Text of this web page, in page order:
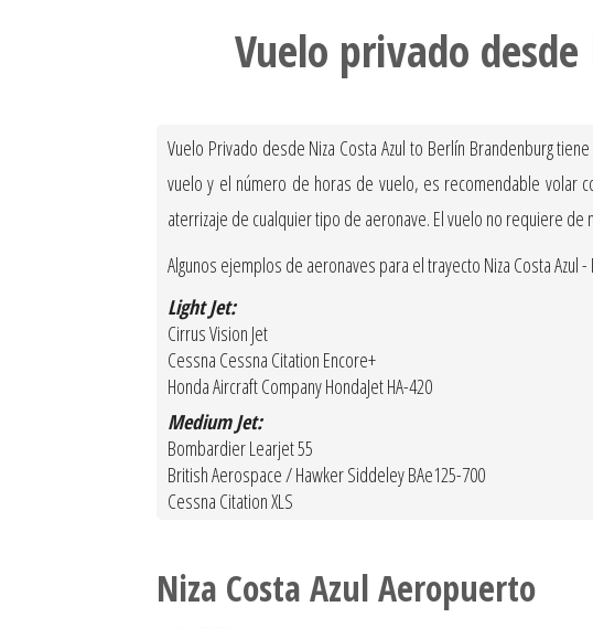
Vuelo privado
Vuelo Privado desde Niza Costa Azul to Berlín Brandenburg
vuelo y el número de horas de vuelo, es recomendable volar
aterrizaje de cualquier tipo de aeronave. El vuelo no requiere de
Algunos ejemplos de aeronaves para el trayecto Niza Costa Azul
Light Jet:
Cirrus Vision Jet
Cessna Cessna Citation Encore+
Honda Aircraft Company HondaJet HA-420
Medium Jet:
Bombardier Learjet 55
British Aerospace / Hawker Siddeley BAe125-700
Cessna Citation XLS
Niza Costa Azul Aeropuerto